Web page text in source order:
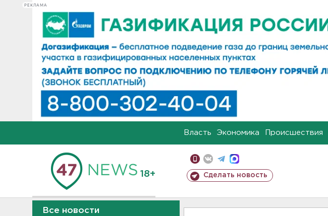
РЕКЛАМА
Власть Экономика Происшествия
18+ Сделать новость
Все новости